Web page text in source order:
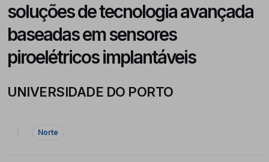
soluções de tecnologia avançada
baseadas em sensores
piroelétricos implantáveis
UNIVERSIDADE DO PORTO
Norte